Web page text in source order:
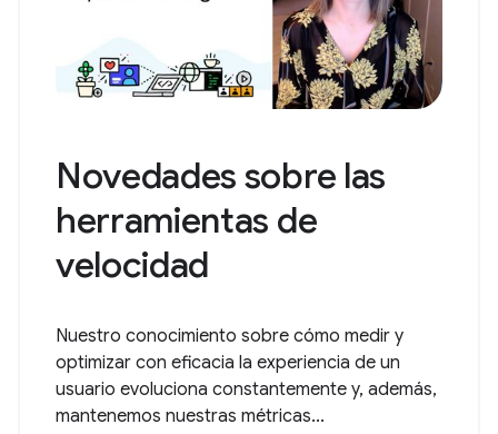
Novedades sobre las
herramientas de
velocidad
Nuestro conocimiento sobre cómo medir y
optimizar con eficacia la experiencia de un
usuario evoluciona constantemente y, además,
mantenemos nuestras métricas...